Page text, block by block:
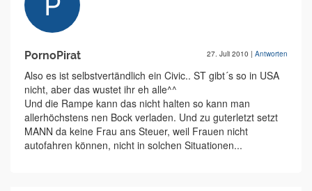
PornoPirat 27. Juli 2010 | Antworten
Also es ist selbstvertändlich ein Civic.. ST gibt´s so in USA
nicht, aber das wustet ihr eh alle^^
Und die Rampe kann das nicht halten so kann man
allerhöchstens nen Bock verladen. Und zu guterletzt setzt
MANN da keine Frau ans Steuer, weil Frauen nicht
autofahren können, nicht in solchen Situationen...